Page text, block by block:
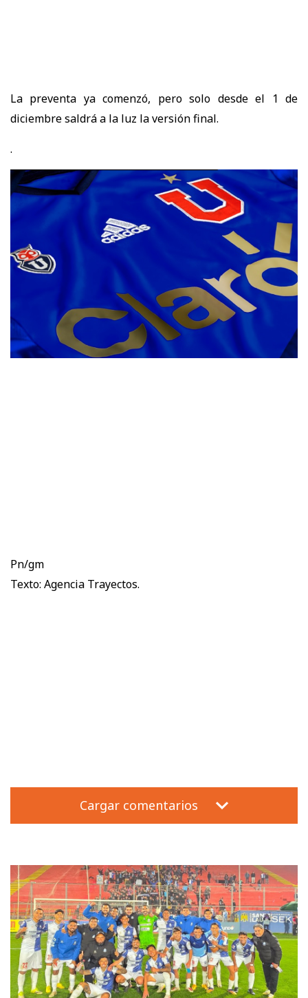
La preventa ya comenzó, pero solo desde el 1 de
diciembre saldrá a la luz la versión final.
.
Pn/gm
Texto: Agencia Trayectos.
Cargar comentarios